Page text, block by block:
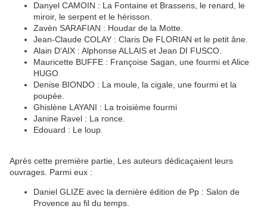
Danyel CAMOIN : La Fontaine et Brassens, le renard, le
miroir, le serpent et le hérisson.
Zavèn SARAFIAN : Houdar de la Motte.
Jean-Claude COLAY : Claris De FLORIAN et le petit âne.
Alain D'AIX : Alphonse ALLAIS et Jean DI FUSCO.
Mauricette BUFFE : Françoise Sagan, une fourmi et Alice
HUGO
Denise BIONDO : La moule, la cigale, une fourmi et la
poupée.
Ghislène LAYANI : La troisième fourmi
Janine Ravel : La ronce.
Edouard : Le loup.
Après cette première partie, Les auteurs dédicaçaient leurs
ouvrages. Parmi eux :
Daniel GLIZE avec la dernière édition de Pp : Salon de
Provence au fil du temps.